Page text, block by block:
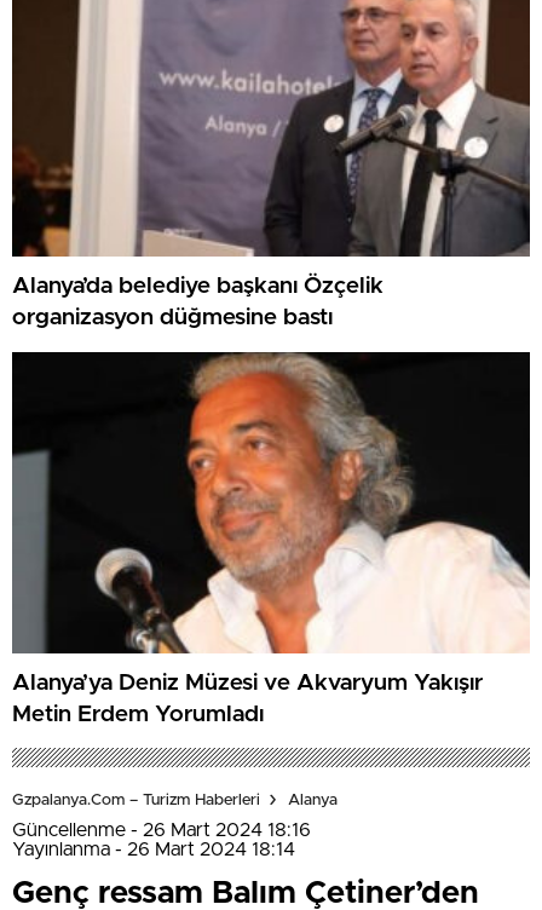
Alanya’da belediye başkanı Özçelik
organizasyon düğmesine bastı
Alanya’ya Deniz Müzesi ve Akvaryum Yakışır
Metin Erdem Yorumladı
Gzpalanya.com – Turizm Haberleri Alanya
Güncellenme - 26 Mart 2024 18:16
Yayınlanma - 26 Mart 2024 18:14
Genç ressam Balım Çetiner’den